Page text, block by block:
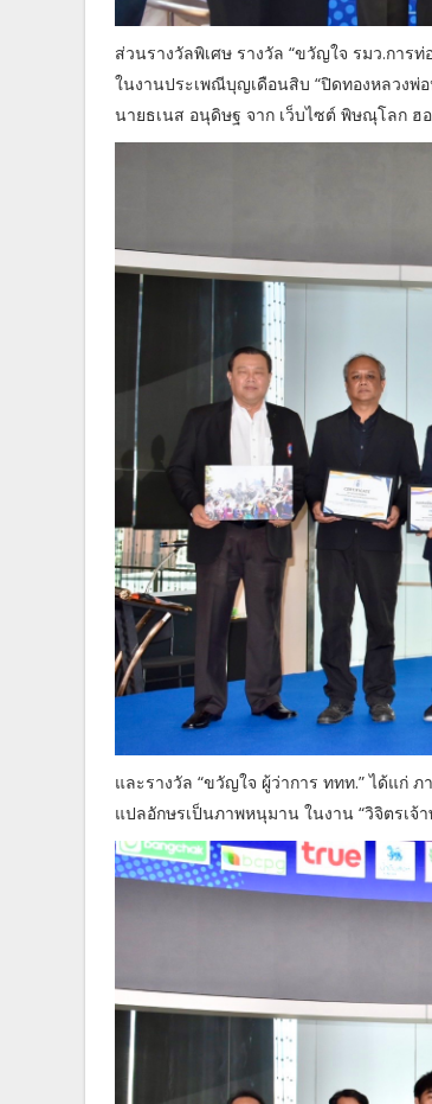
ส่วนรางวัลพิเศษ รางวัล “ขวัญใจ รมว.การ
ในงานประเพณีบุญเดือนสิบ “ปิดทองหลวงพ่
นายธเนส อนุดิษฐ จาก เว็บไซต์ พิษณุโลก ฮ
และรางวัล “ขวัญใจ ผู้ว่าการ ททท.” ได้แก่
แปลอักษรเป็นภาพหนุมาน ในงาน “วิจิตรเ